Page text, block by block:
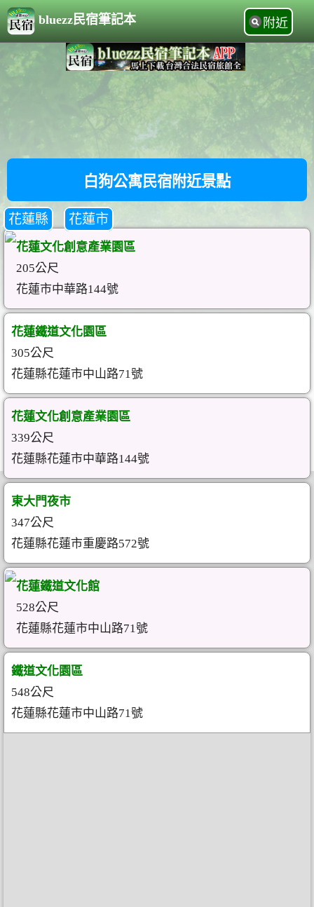
bluezz民宿筆記本 附近
白狗公寓民宿附近景點
花蓮縣 花蓮市
花蓮文化創意產業園區
205公尺
花蓮市中華路144號
花蓮鐵道文化園區
305公尺
花蓮縣花蓮市中山路71號
花蓮文化創意產業園區
339公尺
花蓮縣花蓮市中華路144號
東大門夜市
347公尺
花蓮縣花蓮市重慶路572號
花蓮鐵道文化館
528公尺
花蓮縣花蓮市中山路71號
鐵道文化園區
548公尺
花蓮縣花蓮市中山路71號